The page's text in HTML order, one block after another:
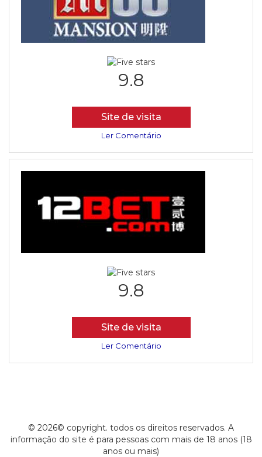
9.8
Site de visita
Ler Comentário
9.8
Site de visita
Ler Comentário
© 2026© copyright. todos os direitos reservados. A
informação do site é para pessoas com mais de 18 anos (18
anos ou mais)